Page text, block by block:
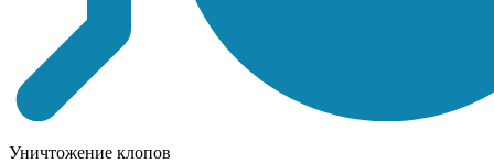
Уничтожение клопов